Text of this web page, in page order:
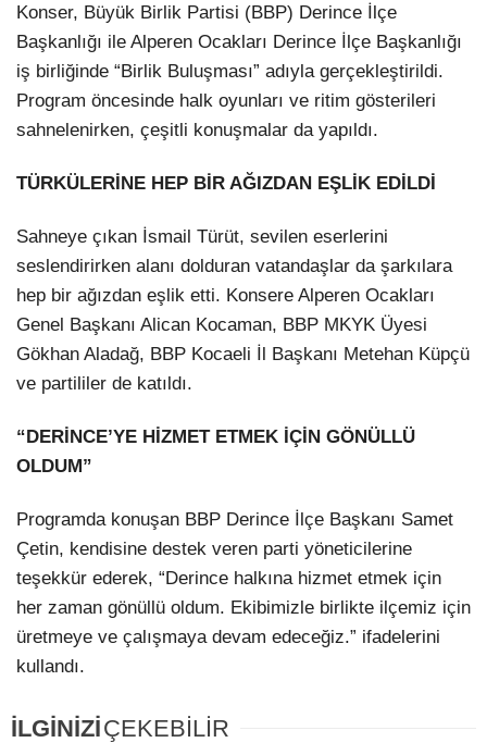
Konser, Büyük Birlik Partisi (BBP) Derince İlçe
Başkanlığı ile Alperen Ocakları Derince İlçe Başkanlığı
iş birliğinde “Birlik Buluşması” adıyla gerçekleştirildi.
Program öncesinde halk oyunları ve ritim gösterileri
sahnelenirken, çeşitli konuşmalar da yapıldı.
TÜRKÜLERİNE HEP BİR AĞIZDAN EŞLİK EDİLDİ
Sahneye çıkan İsmail Türüt, sevilen eserlerini
seslendirirken alanı dolduran vatandaşlar da şarkılara
hep bir ağızdan eşlik etti. Konsere Alperen Ocakları
Genel Başkanı Alican Kocaman, BBP MKYK Üyesi
Gökhan Aladağ, BBP Kocaeli İl Başkanı Metehan Küpçü
ve partililer de katıldı.
“DERİNCE’YE HİZMET ETMEK İÇİN GÖNÜLLÜ
OLDUM”
Programda konuşan BBP Derince İlçe Başkanı Samet
Çetin, kendisine destek veren parti yöneticilerine
teşekkür ederek, “Derince halkına hizmet etmek için
her zaman gönüllü oldum. Ekibimizle birlikte ilçemiz için
üretmeye ve çalışmaya devam edeceğiz.” ifadelerini
kullandı.
İLGİNİZİÇEKEBİLİR